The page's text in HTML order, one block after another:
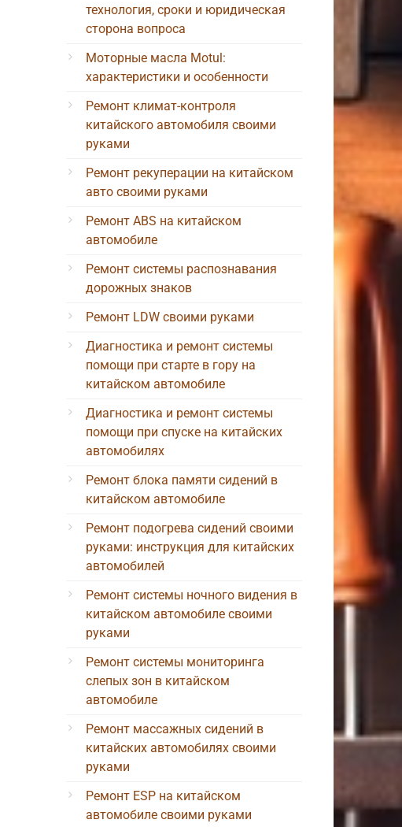
технология, сроки и юридическая
сторона вопроса
Моторные масла Motul:
характеристики и особенности
Ремонт климат-контроля
китайского автомобиля своими
руками
Ремонт рекуперации на китайском
авто своими руками
Ремонт ABS на китайском
автомобиле
Ремонт системы распознавания
дорожных знаков
Ремонт LDW своими руками
Диагностика и ремонт системы
помощи при старте в гору на
китайском автомобиле
Диагностика и ремонт системы
помощи при спуске на китайских
автомобилях
Ремонт блока памяти сидений в
китайском автомобиле
Ремонт подогрева сидений своими
руками: инструкция для китайских
автомобилей
Ремонт системы ночного видения в
китайском автомобиле своими
руками
Ремонт системы мониторинга
слепых зон в китайском
автомобиле
Ремонт массажных сидений в
китайских автомобилях своими
руками
Ремонт ESP на китайском
автомобиле своими руками